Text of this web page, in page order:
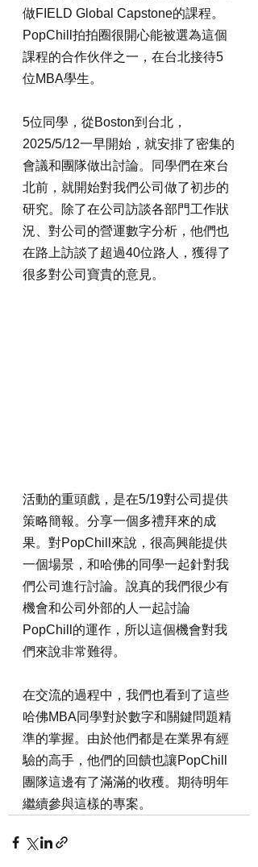
做FIELD Global Capstone的課程。
PopChill拍拍圈很開心能被選為這個
課程的合作伙伴之一，在台北接待5
位MBA學生。
5位同學，從Boston到台北，
2025/5/12一早開始，就安排了密集的
會議和團隊做出討論。同學們在來台
北前，就開始對我們公司做了初步的
研究。除了在公司訪談各部門工作狀
況、對公司的營運數字分析，他們也
在路上訪談了超過40位路人，獲得了
很多對公司寶貴的意見。
活動的重頭戲，是在5/19對公司提供
策略簡報。分享一個多禮拜來的成
果。對PopChill來說，很高興能提供
一個場景，和哈佛的同學一起針對我
們公司進行討論。說真的我們很少有
機會和公司外部的人一起討論
PopChill的運作，所以這個機會對我
們來說非常難得。
在交流的過程中，我們也看到了這些
哈佛MBA同學對於數字和關鍵問題精
準的掌握。由於他們都是在業界有經
驗的高手，他們的回饋也讓PopChill
團隊這邊有了滿滿的收穫。期待明年
繼續參與這樣的專案。